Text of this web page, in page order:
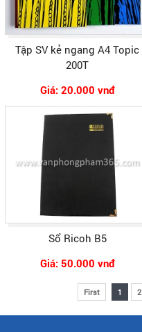
Tập SV kẻ ngang A4 Topic
200T
Giá: 20.000 vnđ
Sổ Ricoh B5
Giá: 50.000 vnđ
First 1 2